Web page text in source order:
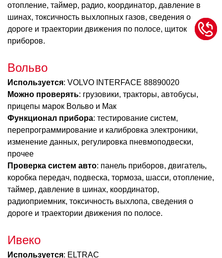
отопление, таймер, радио, координатор, давление в
шинах, токсичность выхлопных газов, сведения о
дороге и траектории движения по полосе, щиток
приборов.
Вольво
Используется: VOLVO INTERFACE 88890020
Можно проверять: грузовики, тракторы, автобусы,
прицепы марок Вольво и Мак
Функционал прибора: тестирование систем,
перепрограммирование и калибровка электроники,
изменение данных, регулировка пневмоподвески,
прочее
Проверка систем авто: панель приборов, двигатель,
коробка передач, подвеска, тормоза, шасси, отопление,
таймер, давление в шинах, координатор,
радиоприемник, токсичность выхлопа, сведения о
дороге и траектории движения по полосе.
Ивеко
Используется: ELTRAC